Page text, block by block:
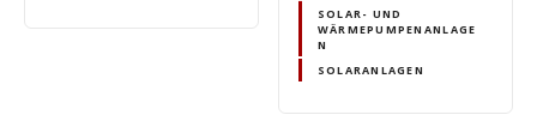
SOLAR- UND
WÄRMEPUMPENANLAGE
N
SOLARANLAGEN